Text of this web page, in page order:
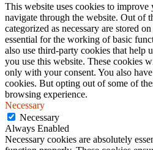
This website uses cookies to
navigate through the website. Out of
categorized as necessary are stored
essential for the working of basic
also use third-party cookies that help
you use this website. These cookies
only with your consent. You also
cookies. But opting out of some of
browsing experience.
Necessary
Necessary
Always Enabled
Necessary cookies are absolutely